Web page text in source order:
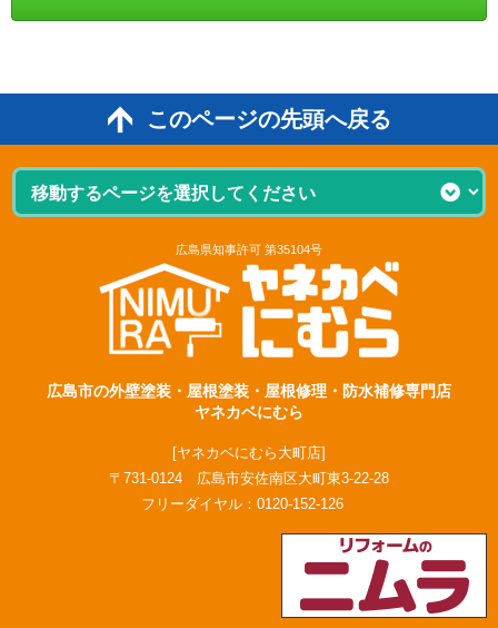
このページの先頭へ戻る
広島県知事許可 第35104号
広島市の外壁塗装・屋根塗装・屋根修理・防水補修専門店
ヤネカベにむら
[ヤネカベにむら大町店]
〒731-0124 広島市安佐南区大町東3-22-28
フリーダイヤル： 0120-152-126